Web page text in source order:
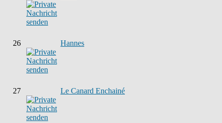
26 Hannes
27 Le Canard Enchainé